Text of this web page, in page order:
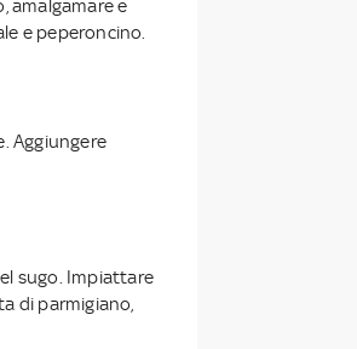
amalgamare e
e peperoncino.
Aggiungere
sugo. Impiattare
di parmigiano,